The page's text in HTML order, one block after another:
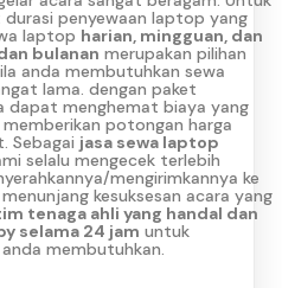
penyewaan laptop yang
laptop harian, mingguan, dan
bulanan merupakan pilihan
anda membutuhkan sewa
lama. dengan paket
dapat menghemat biaya yang
potongan harga
Sebagai jasa sewa laptop
selalu mengecek terlebih
mengirimkannya ke
kesuksesan acara yang
tenaga ahli yang handal dan
selama 24 jam untuk
membutuhkan.